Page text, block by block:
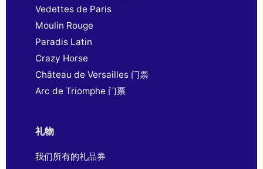
Vedettes de Paris
Moulin Rouge
Paradis Latin
Crazy Horse
Château de Versailles 门票
Arc de Triomphe 门票
礼物
我们所有的礼品券